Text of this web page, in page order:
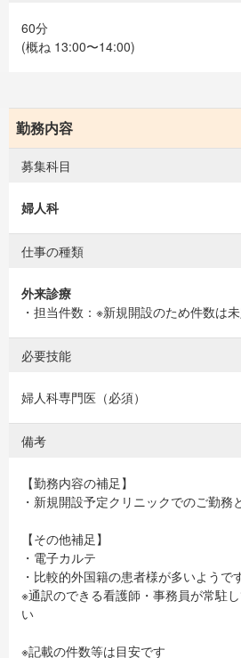
60分
(概ね 13:00〜14:00)
勤務内容
募集科目
婦人科
仕事の種類
外来診療
・担当件数：※新規開設のため件数は
必要技能
婦人科専門医（必須）
備考
【勤務内容の補足】
・新規開設予定クリニックでのご勤務
【その他補足】
・電子カルテ
・比較的外国籍の患者様が多いようで
※通訳のできる看護師・事務員が常駐
い
※記載の件数等は目安です